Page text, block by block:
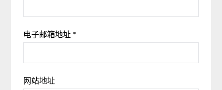
电子邮箱地址 *
网站地址